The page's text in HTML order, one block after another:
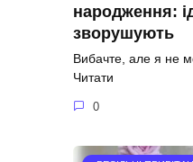
народження:
зворушують
Вибачте, але я не
Читати
0